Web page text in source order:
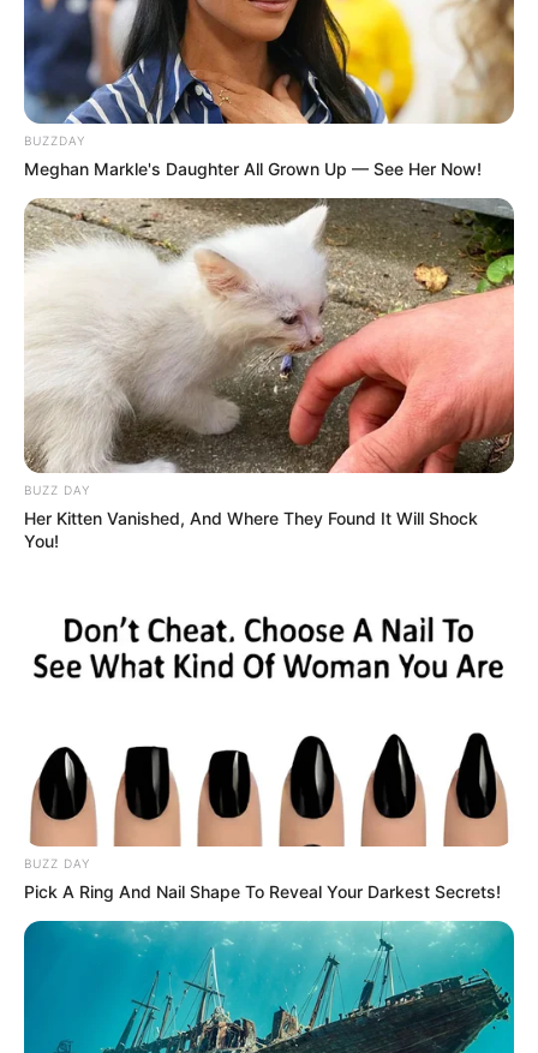
BUZZDAY
Meghan Markle's Daughter All Grown Up — See Her Now!
BUZZ DAY
Her Kitten Vanished, And Where They Found It Will Shock
You!
BUZZ DAY
Pick A Ring And Nail Shape To Reveal Your Darkest Secrets!